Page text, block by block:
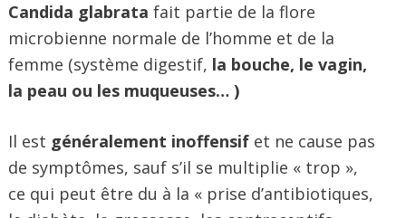
Candida glabrata fait partie de la flore
microbienne normale de l’homme et de la
femme (système digestif, la bouche, le vagin,
la peau ou les muqueuses… )
Il est généralement inoffensif et ne cause pas
de symptômes, sauf s’il se multiplie « trop »,
ce qui peut être du à la « prise d’antibiotiques,